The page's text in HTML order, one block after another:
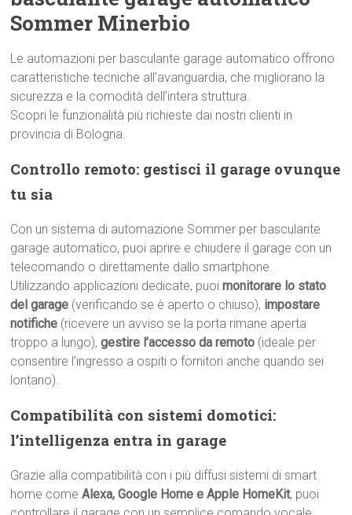
Sommer Minerbio
Le automazioni per basculante garage automatico offrono
caratteristiche tecniche all’avanguardia, che migliorano la
sicurezza e la comodità dell’intera struttura.
Scopri le funzionalità più richieste dai nostri clienti in
provincia di Bologna.
Controllo remoto: gestisci il garage ovunque
tu sia
Con un sistema di automazione Sommer per basculante
garage automatico, puoi aprire e chiudere il garage con un
telecomando o direttamente dallo smartphone.
Utilizzando applicazioni dedicate, puoimonitorare lo stato
del garage (verificando se è aperto o chiuso), impostare
notifiche (ricevere un avviso se la porta rimane aperta
troppo a lungo),gestire l’accesso da remoto (ideale per
consentire l’ingresso a ospiti o fornitori anche quando sei
lontano).
Compatibilità con sistemi domotici:
l’intelligenza entra in garage
Grazie alla compatibilità con i più diffusi sistemi di smart
home comeAlexa, Google Home e Apple HomeKit, puoi